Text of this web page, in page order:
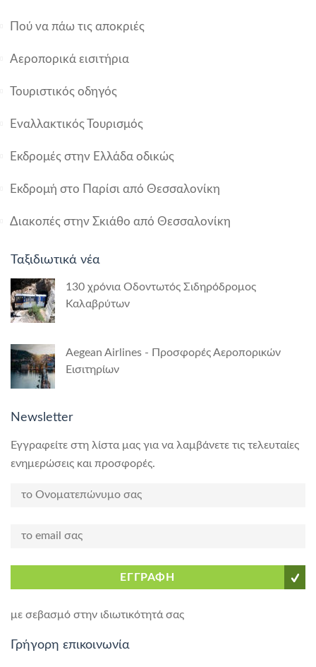
Πού να πάω τις αποκριές
Αεροπορικά εισιτήρια
Τουριστικός οδηγός
Εναλλακτικός Τουρισμός
Εκδρομές στην Ελλάδα οδικώς
Εκδρομή στο Παρίσι από Θεσσαλονίκη
Διακοπές στην Σκιάθο από Θεσσαλονίκη
Ταξιδιωτικά νέα
130 χρόνια Οδοντωτός Σιδηρόδρομος
Καλαβρύτων
Aegean Airlines - Προσφορές Αεροπορικών
Εισιτηρίων
Newsletter
Εγγραφείτε στη λίστα μας για να λαμβάνετε τις τελευταίες
ενημερώσεις και προσφορές.
ΕΓΓΡΑΦΗ
με σεβασμό στην ιδιωτικότητά σας
Γρήγορη επικοινωνία